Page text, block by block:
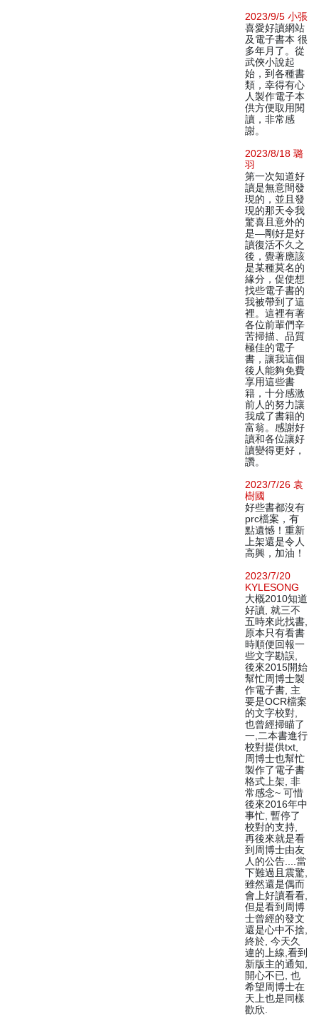
2023/9/5 小張
喜愛好讀網站
及電子書本 很
多年月了。從
武俠小說起
始，到各種書
類，幸得有心
人製作電子本
供方便取用閱
讀，非常感
謝。
2023/8/18 璐
羽
第一次知道好
讀是無意間發
現的，並且發
現的那天令我
驚喜且意外的
是—剛好是好
讀復活不久之
後，覺著應該
是某種莫名的
緣分，促使想
找些電子書的
我被帶到了這
裡。這裡有著
各位前輩們辛
苦掃描、品質
極佳的電子
書，讓我這個
後人能夠免費
享用這些書
籍，十分感激
前人的努力讓
我成了書籍的
富翁。感謝好
讀和各位讓好
讀變得更好，
讚。
2023/7/26 袁
樹國
好些書都沒有
prc檔案，有
點遺憾！重新
上架還是令人
高興，加油！
2023/7/20
KYLESONG
大概2010知道
好讀, 就三不
五時來此找書,
原本只有看書
時順便回報一
些文字勘誤,
後來2015開始
幫忙周博士製
作電子書, 主
要是OCR檔案
的文字校對,
也曾經掃瞄了
一,二本書進行
校對提供txt,
周博士也幫忙
製作了電子書
格式上架, 非
常感念~ 可惜
後來2016年中
事忙, 暫停了
校對的支持,
再後來就是看
到周博士由友
人的公告....當
下難過且震驚,
雖然還是偶而
會上好讀看看,
但是看到周博
士曾經的發文
還是心中不捨,
終於, 今天久
違的上線,看到
新版主的通知,
開心不已, 也
希望周博士在
天上也是同樣
歡欣.